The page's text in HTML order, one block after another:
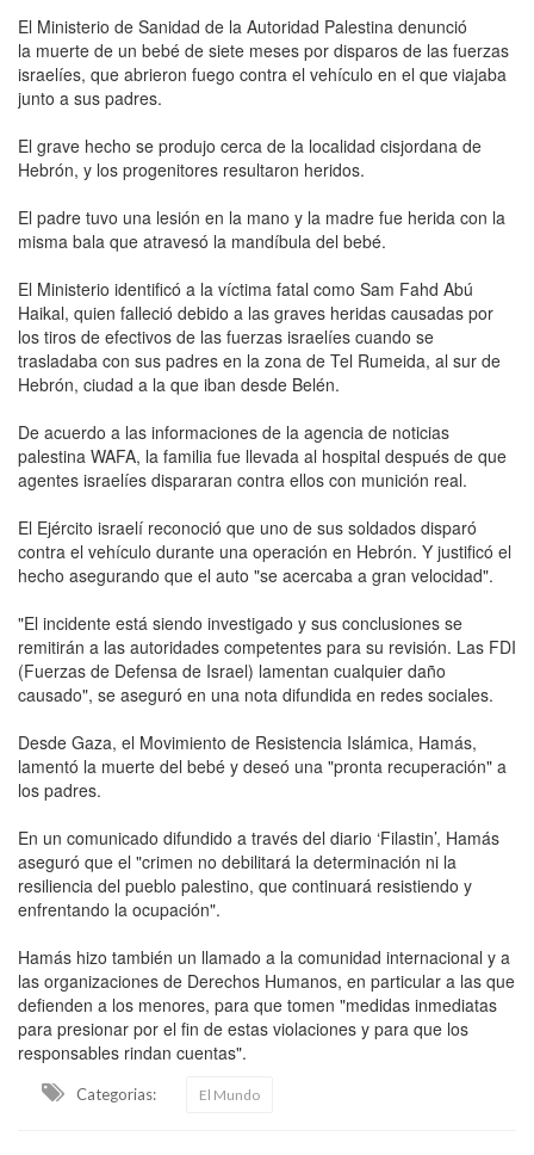
El Ministerio de Sanidad de la Autoridad Palestina denunció
la muerte de un bebé de siete meses por disparos de las fuerzas
israelíes, que abrieron fuego contra el vehículo en el que viajaba
junto a sus padres.
El grave hecho se produjo cerca de la localidad cisjordana de
Hebrón, y los progenitores resultaron heridos.
El padre tuvo una lesión en la mano y la madre fue herida con la
misma bala que atravesó la mandíbula del bebé.
El Ministerio identificó a la víctima fatal como Sam Fahd Abú
Haikal, quien falleció debido a las graves heridas causadas por
los tiros de efectivos de las fuerzas israelíes cuando se
trasladaba con sus padres en la zona de Tel Rumeida, al sur de
Hebrón, ciudad a la que iban desde Belén.
De acuerdo a las informaciones de la agencia de noticias
palestina WAFA, la familia fue llevada al hospital después de que
agentes israelíes dispararan contra ellos con munición real.
El Ejército israelí reconoció que uno de sus soldados disparó
contra el vehículo durante una operación en Hebrón. Y justificó el
hecho asegurando que el auto "se acercaba a gran velocidad".
"El incidente está siendo investigado y sus conclusiones se
remitirán a las autoridades competentes para su revisión. Las FDI
(Fuerzas de Defensa de Israel) lamentan cualquier daño
causado", se aseguró en una nota difundida en redes sociales.
Desde Gaza, el Movimiento de Resistencia Islámica, Hamás,
lamentó la muerte del bebé y deseó una "pronta recuperación" a
los padres.
En un comunicado difundido a través del diario ‘Filastin’, Hamás
aseguró que el "crimen no debilitará la determinación ni la
resiliencia del pueblo palestino, que continuará resistiendo y
enfrentando la ocupación".
Hamás hizo también un llamado a la comunidad internacional y a
las organizaciones de Derechos Humanos, en particular a las que
defienden a los menores, para que tomen "medidas inmediatas
para presionar por el fin de estas violaciones y para que los
responsables rindan cuentas".
Categorias: El Mundo